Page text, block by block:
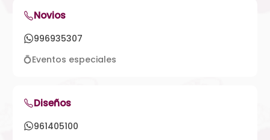
Novios
996935307
💍Eventos especiales
Diseños
961405100